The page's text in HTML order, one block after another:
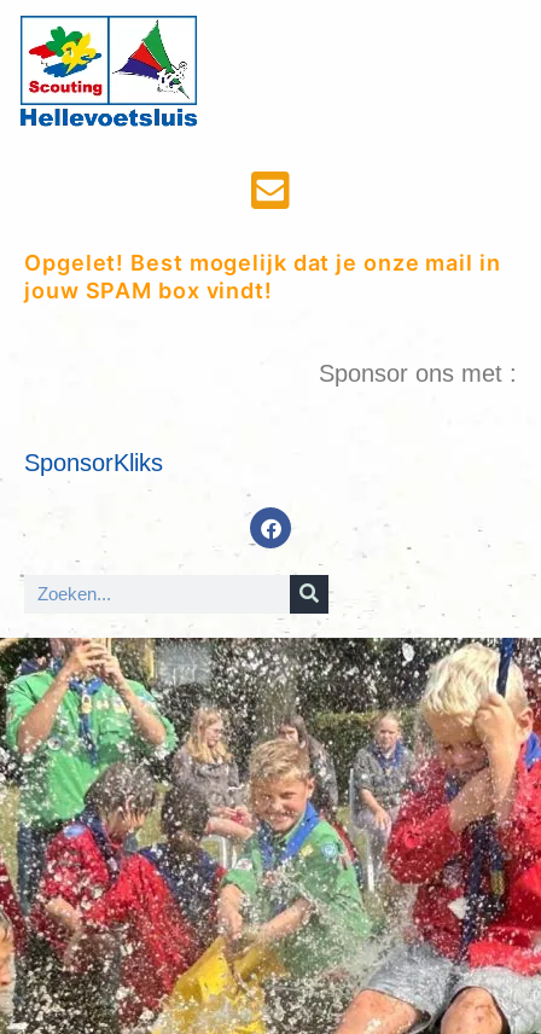
Opgelet! Best mogelijk dat je onze mail in
jouw SPAM box vindt!
Sponsor ons met :
SponsorKliks